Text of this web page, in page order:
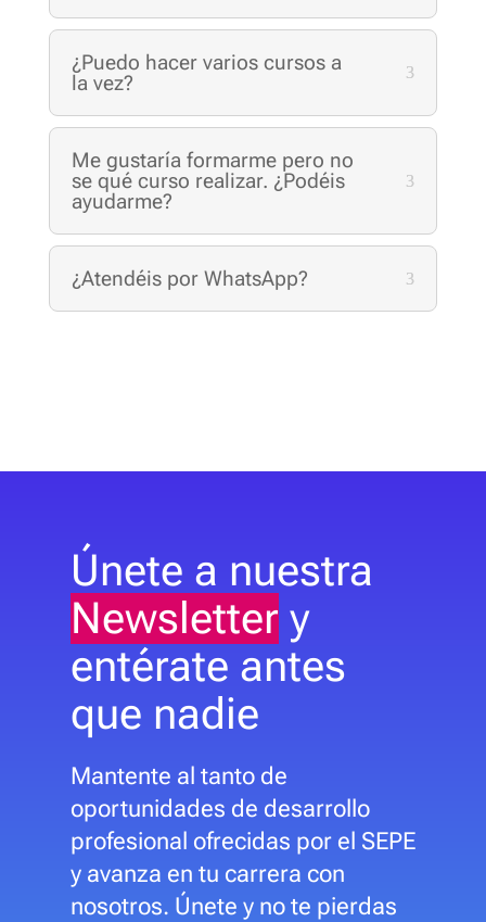
¿Puedo hacer varios cursos a
la vez?
Me gustaría formarme pero no
se qué curso realizar. ¿Podéis
ayudarme?
¿Atendéis por WhatsApp?
Únete a nuestra
Newsletter y
entérate antes
que nadie
Mantente al tanto de
oportunidades de desarrollo
profesional ofrecidas por el SEPE
y avanza en tu carrera con
nosotros. Únete y no te pierdas